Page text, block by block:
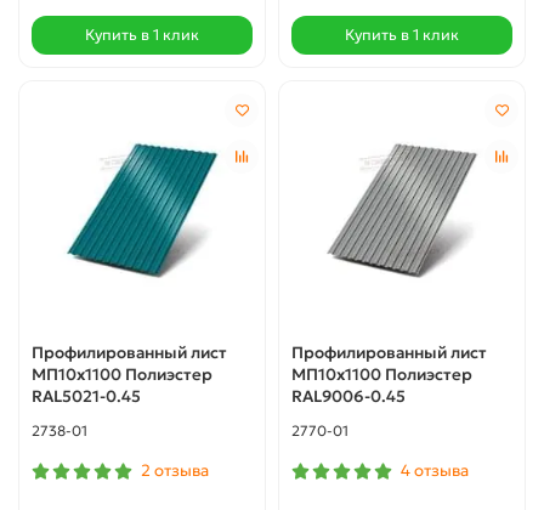
Купить в 1 клик Купить в 1 клик
Профилированный лист
МП10х1100 Полиэстер
RAL5021-0.45
2738-01
2 отзыва
Профилированный лист
МП10х1100 Полиэстер
RAL9006-0.45
2770-01
4 отзыва